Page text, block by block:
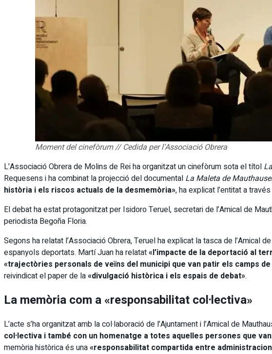
Moment del cinefòrum // Cedida per l’Associació Obrera
L’Associació Obrera de Molins de Rei ha organitzat un cinefòrum sota el títol
Requesens i ha combinat la projecció del documental La Maleta de
història i els riscos actuals de la desmemòria», ha explicat l’entitat a
El debat ha estat protagonitzat per Isidoro Teruel, secretari de l’Amical de
periodista Begoña Floria.
Segons ha relatat l’Associació Obrera, Teruel ha explicat la tasca de l’Amical
espanyols deportats. Martí Juan ha relatat«l’impacte de la deportació al
«trajectòries personals de veïns del municipi que van patir els camps
reivindicat el paper de la«divulgació històrica i els espais de debat».
La memòria com a «responsabilitat col·lectiva»
L’acte s’ha organitzat amb la col·laboració de l’Ajuntament i l’Amical de
col·lectiva i també con un homenatge a totes aquelles persones que
memòria històrica és una«responsabilitat compartida entre